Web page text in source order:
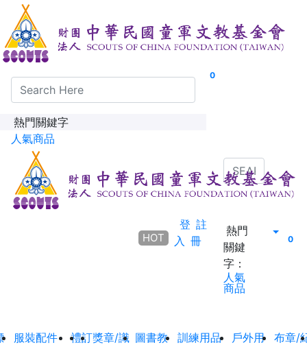
熱門關鍵字
人氣商品
0
HOT
登
入
註
冊
熱門
關鍵
字：
人氣
商品
0
服裝配件
禮訂獎章/識 圖書教
訓練用品
戶外用
布章/